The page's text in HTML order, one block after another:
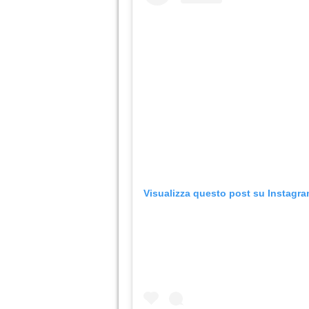
Visualizza questo post su